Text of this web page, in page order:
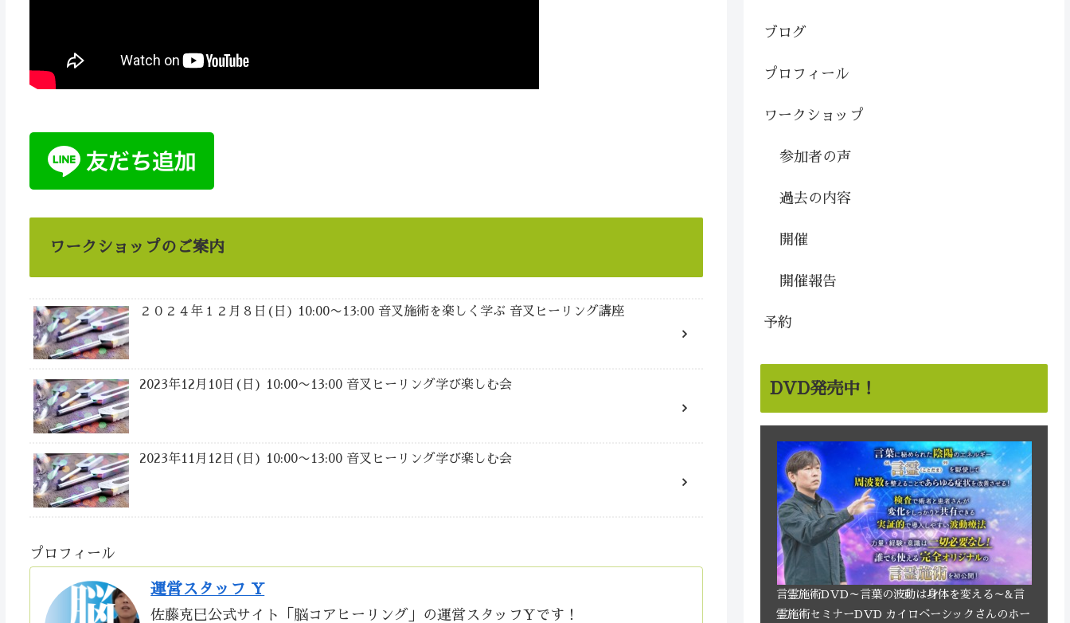
ワークショップのご案内
２０２４年１２月８日(日) 10:00〜13:00 音叉施術を楽しく学ぶ 音叉ヒーリング講座
2023年12月10日(日) 10:00〜13:00 音叉ヒーリング学び楽しむ会
2023年11月12日(日) 10:00〜13:00 音叉ヒーリング学び楽しむ会
プロフィール
運営スタッフ Y
佐藤克巳公式サイト「脳コアヒーリング」の運営スタッフYです！
ブログ
プロフィール
ワークショップ
参加者の声
過去の内容
開催
開催報告
予約
DVD発売中！
言霊施術DVD～言葉の波動は身体を変える～&言
霊施術セミナーDVD カイロベーシックさんのホー